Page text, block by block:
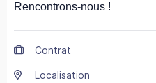
Rencontrons-nous !
Contrat
Localisation